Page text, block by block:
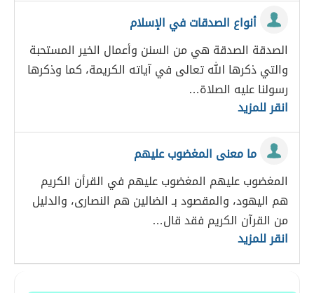
أنواع الصدقات في الإسلام
الصدقة الصدقة هي من السنن وأعمال الخير المستحبة
والتي ذكرها الله تعالى في آياته الكريمة، كما وذكرها
رسولنا عليه الصلاة…
انقر للمزيد
ما معنى المغضوب عليهم
المغضوب عليهم المغضوب عليهم في القرأن الكريم
هم اليهود، والمقصود بـ الضالين هم النصارى، والدليل
من القرآن الكريم فقد قال…
انقر للمزيد